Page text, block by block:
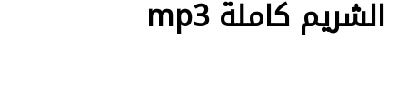
الشريم كاملة mp3